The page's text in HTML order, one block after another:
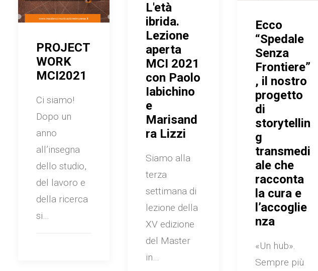
PROJECT
WORK
MCI2021
Ci siamo!
Dopo un
anno
all’insegna
dello studio,
del lavoro e
della ricerca
si…
L'età
ibrida.
Lezione
aperta
MCI 2021
con Paolo
Iabichino
e
Marisand
ra Lizzi
Siamo alla
terza
settimana di
lezione della
XV edizione
del Master
in…
Ecco
“Spedale
Senza
Frontiere”
, il nostro
progetto
di
storytellin
g
transmedi
ale che
racconta
la cura e
l’accoglie
nza
«Un hub».
Sempre più